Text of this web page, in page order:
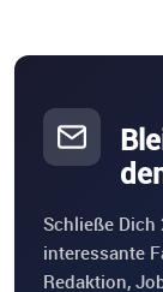
Schließe Dich
interessante
Redaktion,